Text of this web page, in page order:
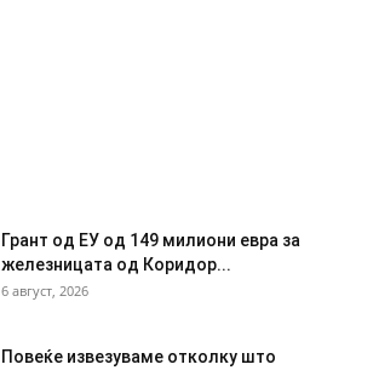
Грант од ЕУ од 149 милиони евра за
железницата од Коридор...
6 август, 2026
Повеќе извезуваме отколку што